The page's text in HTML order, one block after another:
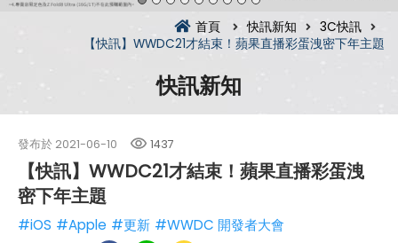
首頁 快訊新知
3C快訊
【快訊】WWDC21才結束！蘋果直播彩蛋洩密下年主題
快訊新知
發布於 2021-06-10 1437
【快訊】WWDC21才結束！蘋果直播彩蛋洩
密下年主題
#iOS #Apple #更新 #WWDC 開發者大會